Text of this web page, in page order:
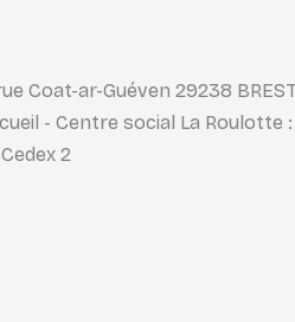
Coat-ar-Guéven 29238
- Centre social La Roulotte :
2